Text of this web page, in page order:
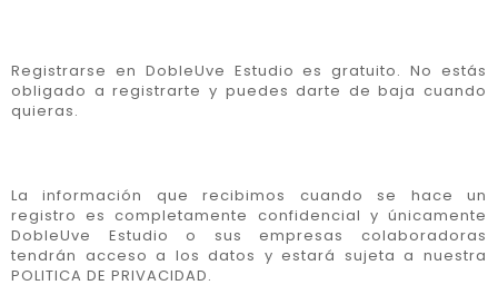
Registrarse en DobleUve Estudio es gratuito. No estás
obligado a registrarte y puedes darte de baja cuando
quieras.
La información que recibimos cuando se hace un
registro es completamente confidencial y únicamente
DobleUve Estudio o sus empresas colaboradoras
tendrán acceso a los datos y estará sujeta a nuestra
POLITICA DE PRIVACIDAD.